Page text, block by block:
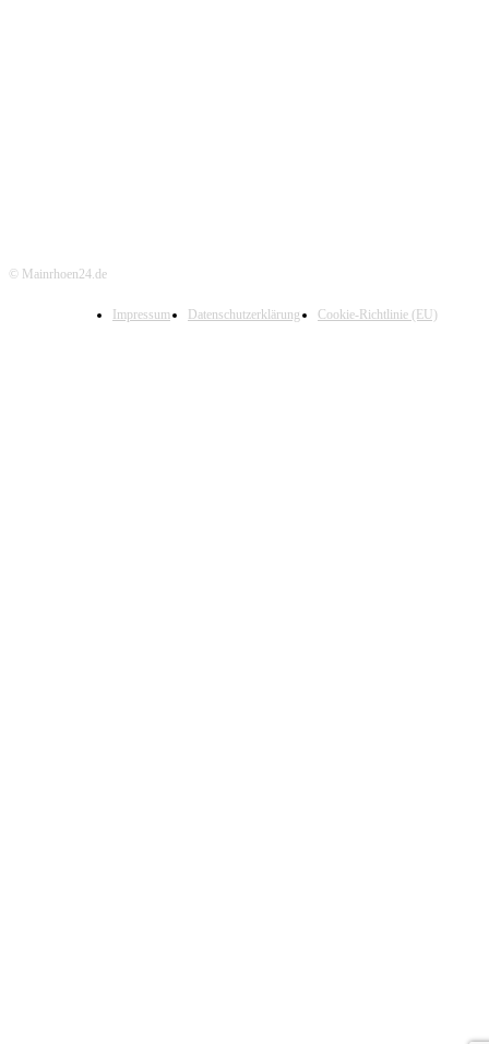
© Mainrhoen24.de
Impressum Datenschutzerklärung Cookie-Richtlinie (EU)